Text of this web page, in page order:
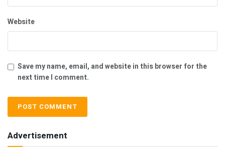
Website
Save my name, email, and website in this browser for the
next time I comment.
Advertisement